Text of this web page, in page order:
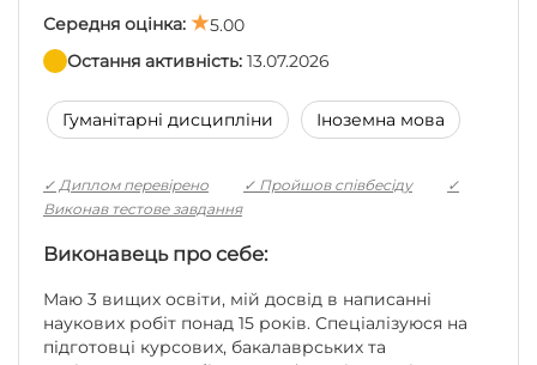
Останні відгуки:
Щиро дякую за виконану роботу! Приємно
хороший результат!
Середня оцінка:
5.00
Остання активність: 13.07.2026
Гуманітарні дисципліни Іноземна мова
✓ Диплом перевірено ✓ Пройшов співбесіду
✓
Виконав тестове завдання
Виконавець про себе:
Маю 3 вищих освіти, мій досвід в написанні
наукових робіт понад 15 років. Спеціалізуюся на
підготовці курсових, бакалаврських та